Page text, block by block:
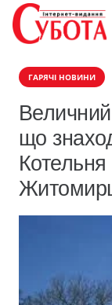
ГАРЯЧІ НОВИНИ
Величний
що
Котельня